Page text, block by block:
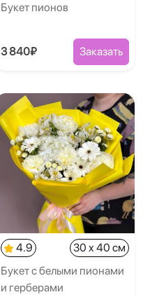
Букет пионов
3 840₽ Заказать
4.9
30 x 40 см
Букет с белыми пионами
и герберами